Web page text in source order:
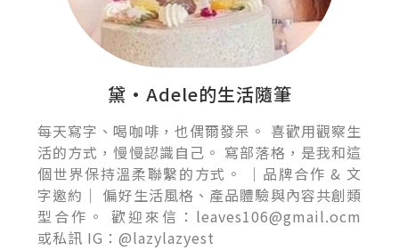
黛•Adele的生活隨筆
每天寫字、喝咖啡，也偶爾發呆。 喜歡用觀察生
活的方式，慢慢認識自己。 寫部落格，是我和這
個世界保持溫柔聯繫的方式。 ｜品牌合作 & 文
字邀約｜ 偏好生活風格、產品體驗與內容共創類
型合作。 歡迎來信：leaves106@gmail.ocm
或私訊 IG：@lazylazyest